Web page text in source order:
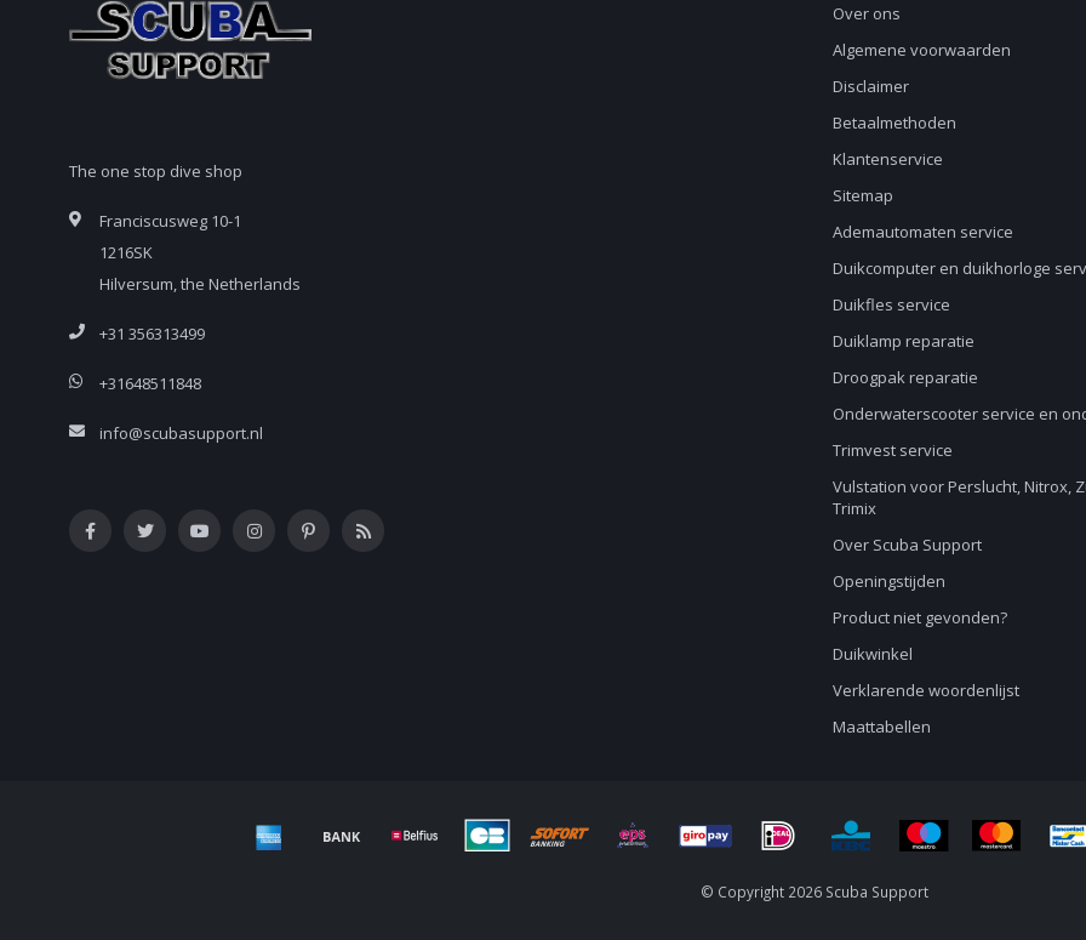
The one stop dive shop
Franciscusweg 10-1
1216SK
Hilversum, the Netherlands
+31 356313499
+31648511848
info@scubasupport.nl
Over ons
Algemene voorwaarden
Disclaimer
Betaalmethoden
Klantenservice
Sitemap
Ademautomaten service
Duikcomputer en duikhorloge
Duikfles service
Duiklamp reparatie
Droogpak reparatie
Onderwaterscooter service en
Trimvest service
Vulstation voor Perslucht, Nitrox,
Trimix
Over Scuba Support
Openingstijden
Product niet gevonden?
Duikwinkel
Verklarende woordenlijst
Maattabellen
© Copyright 2026 Scuba Support